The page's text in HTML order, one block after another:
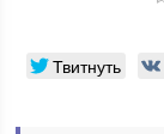
Твитнуть